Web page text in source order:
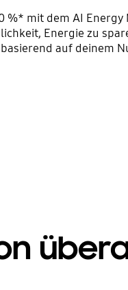
%* mit dem AI
Energie zu
auf deinem